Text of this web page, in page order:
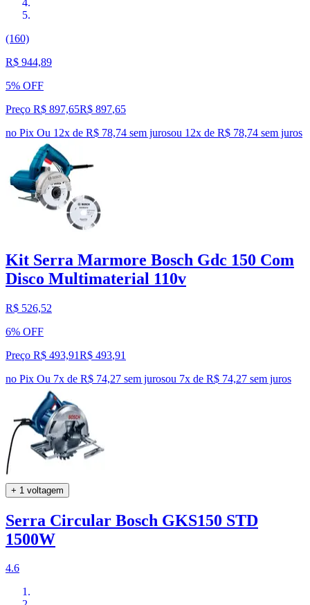
(160)
R$ 944,89
5% OFF
Preço R$ 897,65R$ 897,65
no Pix Ou 12x de R$ 78,74 sem jurosou 12x de R$ 78,74 sem juros
Kit Serra Marmore Bosch Gdc 150 Com
Disco Multimaterial 110v
R$ 526,52
6% OFF
Preço R$ 493,91R$ 493,91
no Pix Ou 7x de R$ 74,27 sem jurosou 7x de R$ 74,27 sem juros
+ 1 voltagem
Serra Circular Bosch GKS150 STD
1500W
4.6